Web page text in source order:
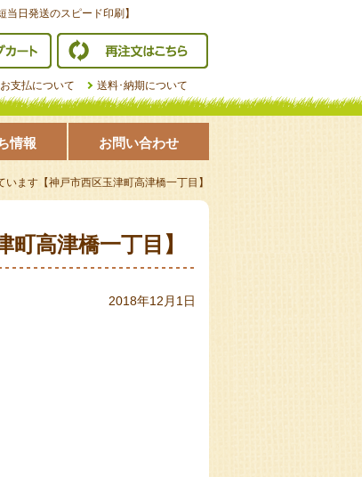
日発送のスピード印刷】
ショッピングカート
お支払について 送料･納期について
情報 お問い合わせ
ます【神戸市西区玉津町高津橋一丁目】
高津橋一丁目】
2018年12月1日